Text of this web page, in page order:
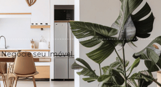
Negocie seu Imóvel